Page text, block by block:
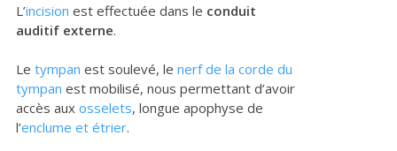
L’incision est effectuée dans le conduit
auditif externe.
Le tympan est soulevé, le nerf de la corde du
tympan est mobilisé, nous permettant d’avoir
accès aux osselets, longue apophyse de
l’enclume et étrier.